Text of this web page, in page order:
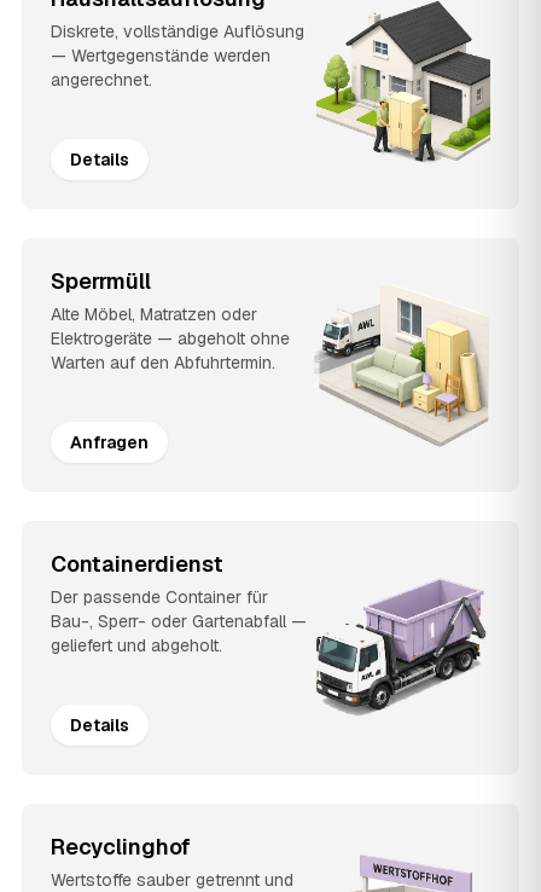
Diskrete, vollständige Auflösung
— Wertgegenstände werden
angerechnet.
Details
Sperrmüll
Alte Möbel, Matratzen oder
Elektrogeräte — abgeholt ohne
Warten auf den Abfuhrtermin.
Anfragen
Containerdienst
Der passende Container für
Bau-, Sperr- oder Gartenabfall —
geliefert und abgeholt.
Details
Recyclinghof
Wertstoffe sauber getrennt und